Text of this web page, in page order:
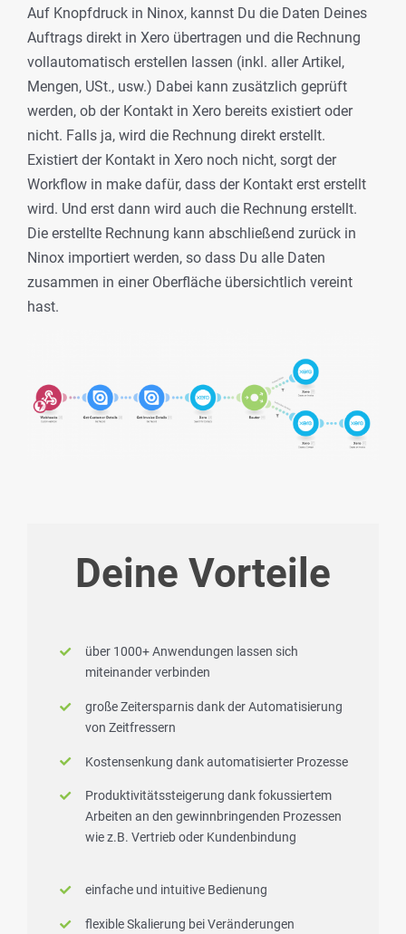
Auf Knopfdruck in Ninox, kannst Du die Daten Deines
Auftrags direkt in Xero übertragen und die Rechnung
vollautomatisch erstellen lassen (inkl. aller Artikel,
Mengen, USt., usw.) Dabei kann zusätzlich geprüft
werden, ob der Kontakt in Xero bereits existiert oder
nicht. Falls ja, wird die Rechnung direkt erstellt.
Existiert der Kontakt in Xero noch nicht, sorgt der
Workflow in make dafür, dass der Kontakt erst erstellt
wird. Und erst dann wird auch die Rechnung erstellt.
Die erstellte Rechnung kann abschließend zurück in
Ninox importiert werden, so dass Du alle Daten
zusammen in einer Oberfläche übersichtlich vereint
hast.
Deine Vorteile
über 1000+ Anwendungen lassen sich
miteinander verbinden
große Zeitersparnis dank der Automatisierung
von Zeitfressern
Kostensenkung dank automatisierter Prozesse
Produktivitätssteigerung dank fokussiertem
Arbeiten an den gewinnbringenden Prozessen
wie z.B. Vertrieb oder Kundenbindung
einfache und intuitive Bedienung
flexible Skalierung bei Veränderungen